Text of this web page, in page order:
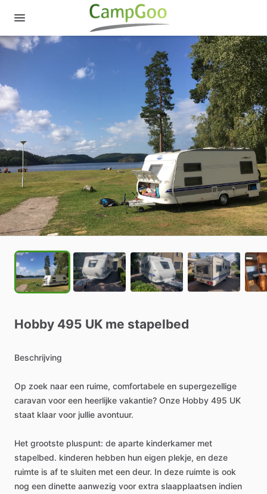
Hobby 495 UK me stapelbed
Beschrijving
Op zoek naar een ruime, comfortabele en supergezellige
caravan voor een heerlijke vakantie? Onze Hobby 495 UK
staat klaar voor jullie avontuur.
Het grootste pluspunt: de aparte kinderkamer met
stapelbed. kinderen hebben hun eigen plekje, en deze
ruimte is af te sluiten met een deur. In deze ruimte is ook
nog een dinette aanwezig voor extra slaapplaatsen indien